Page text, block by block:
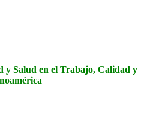
y Salud en el Trabajo, Calidad y